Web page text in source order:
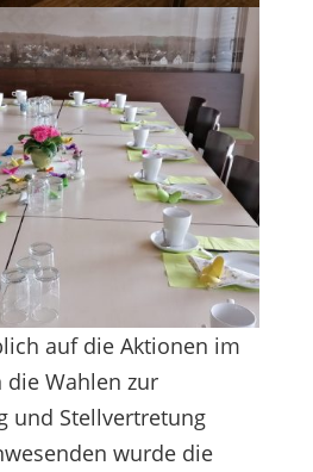
auf die Aktionen im
die Wahlen zur
und Stellvertretung
wurde die